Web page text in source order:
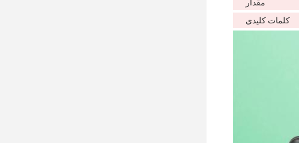
مقدار
کلمات کلیدی